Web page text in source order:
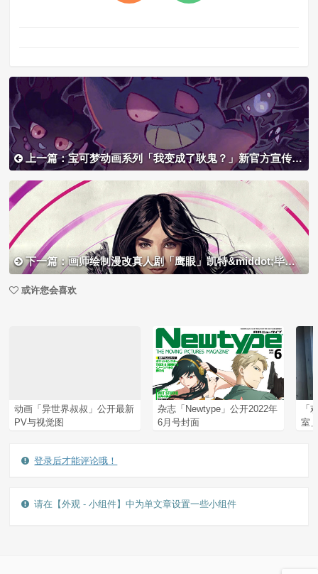
上一篇：宝可梦动画系列「我变成了耿鬼？」新官方宣传绘公开
下一篇：画师绘制漫改真人剧「鹰眼」凯特&middot;毕肖普公开
或许您会喜欢
动画「异世界叔叔」公开最新
PV与视觉图
杂志「Newtype」公开2022年
6月号封面
「
室
登录后才能评论哦！
请在【外观 - 小组件】中为单文章设置一些小组件